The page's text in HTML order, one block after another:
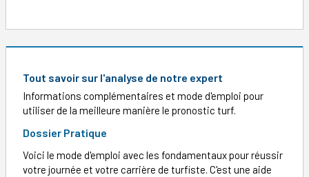
Tout savoir sur l'analyse de notre expert
Informations complémentaires et mode d'emploi pour
utiliser de la meilleure manière le pronostic turf.
Dossier Pratique
Voici le mode d'emploi avec les fondamentaux pour réussir
votre journée et votre carrière de turfiste. C'est une aide